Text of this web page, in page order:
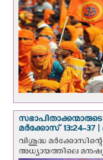
മര്‍ക്കോസ് 13:24-37 |
വിശുദ്ധ
അധ്യായത്തിലെ